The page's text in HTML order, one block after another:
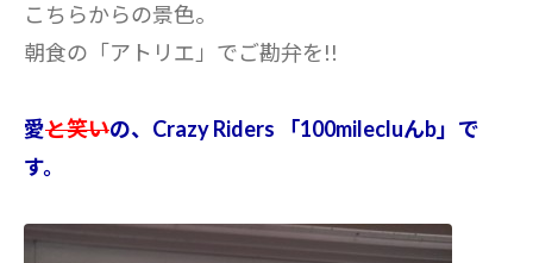
こちらからの景色。
朝食の「アトリエ」でご勘弁を!!
愛と笑いの、Crazy Riders 「100milecluんb」で
す。